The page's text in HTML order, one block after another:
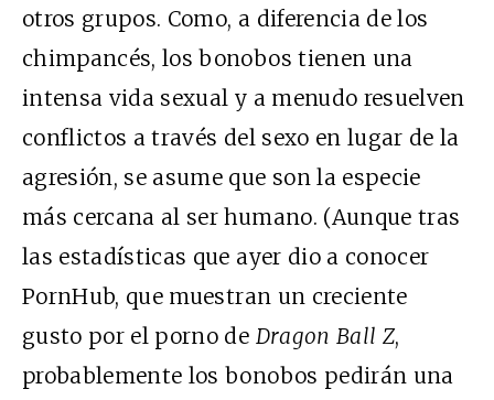
otros grupos. Como, a diferencia de los
chimpancés, los bonobos tienen una
intensa vida sexual y a menudo resuelven
conflictos a través del sexo en lugar de la
agresión, se asume que son la especie
más cercana al ser humano. (Aunque tras
las estadísticas que ayer dio a conocer
PornHub, que muestran un creciente
gusto por el porno de Dragon Ball Z,
probablemente los bonobos pedirán una